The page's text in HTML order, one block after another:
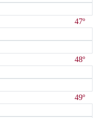
47º
48º
49º